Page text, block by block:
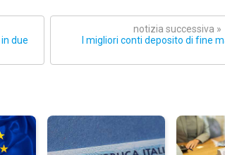
due
notizia successiva »
I migliori conti deposito di fine